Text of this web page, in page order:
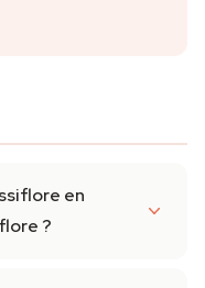
en
?